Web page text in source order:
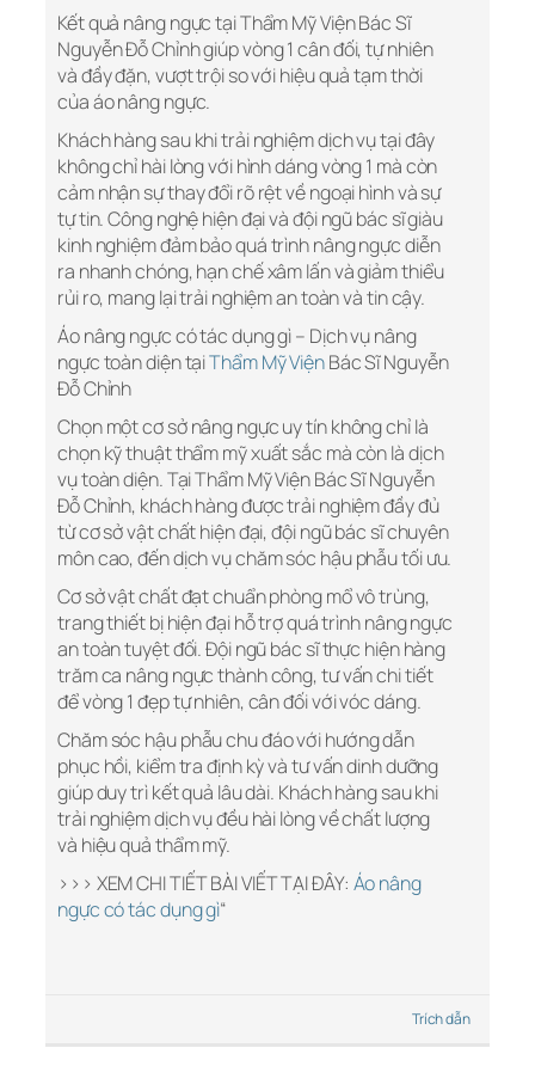
Kết quả nâng ngực tại Thẩm Mỹ Viện Bác Sĩ
Nguyễn Đỗ Chỉnh giúp vòng 1 cân đối, tự nhiên
và đầy đặn, vượt trội so với hiệu quả tạm thời
của áo nâng ngực.
Khách hàng sau khi trải nghiệm dịch vụ tại đây
không chỉ hài lòng với hình dáng vòng 1 mà còn
cảm nhận sự thay đổi rõ rệt về ngoại hình và sự
tự tin. Công nghệ hiện đại và đội ngũ bác sĩ giàu
kinh nghiệm đảm bảo quá trình nâng ngực diễn
ra nhanh chóng, hạn chế xâm lấn và giảm thiểu
rủi ro, mang lại trải nghiệm an toàn và tin cậy.
Áo nâng ngực có tác dụng gì – Dịch vụ nâng
ngực toàn diện tạiThẩm Mỹ ViệnBác Sĩ Nguyễn
Đỗ Chỉnh
Chọn một cơ sở nâng ngực uy tín không chỉ là
chọn kỹ thuật thẩm mỹ xuất sắc mà còn là dịch
vụ toàn diện. Tại Thẩm Mỹ Viện Bác Sĩ Nguyễn
Đỗ Chỉnh, khách hàng được trải nghiệm đầy đủ
từ cơ sở vật chất hiện đại, đội ngũ bác sĩ chuyên
môn cao, đến dịch vụ chăm sóc hậu phẫu tối ưu.
Cơ sở vật chất đạt chuẩn phòng mổ vô trùng,
trang thiết bị hiện đại hỗ trợ quá trình nâng ngực
an toàn tuyệt đối. Đội ngũ bác sĩ thực hiện hàng
trăm ca nâng ngực thành công, tư vấn chi tiết
để vòng 1 đẹp tự nhiên, cân đối với vóc dáng.
Chăm sóc hậu phẫu chu đáo với hướng dẫn
phục hồi, kiểm tra định kỳ và tư vấn dinh dưỡng
giúp duy trì kết quả lâu dài. Khách hàng sau khi
trải nghiệm dịch vụ đều hài lòng về chất lượng
và hiệu quả thẩm mỹ.
>>> XEM CHI TIẾT BÀI VIẾT TẠI ĐÂY: Áo nâng
ngực có tác dụng gì“
Trích dẫn